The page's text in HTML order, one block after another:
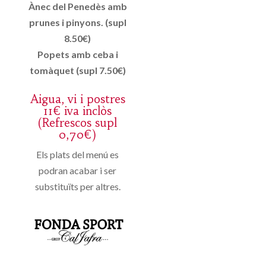
Ànec del Penedès amb
prunes i pinyons. (supl
8.50€)
Popets amb ceba i
tomàquet (supl 7.50€)
Aigua, vi i postres
11€ iva inclòs
(Refrescos supl
0,70€)
Els plats del menú es
podran acabar i ser
substituïts per altres.